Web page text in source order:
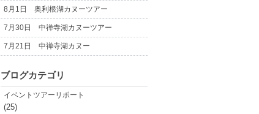
8月1日 奥利根湖カヌーツアー
7月30日 中禅寺湖カヌーツアー
7月21日 中禅寺湖カヌー
ブログカテゴリ
イベントツアーリポート
(25)